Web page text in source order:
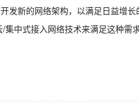
发新的网络架构，以满足日益增
中式接入网络技术来满足这种需